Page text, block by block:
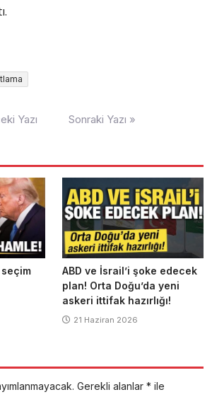
Yazı Sonraki Yazı »
ABD ve İsrail’i şoke edecek
plan! Orta Doğu’da yeni
askeri ittifak hazırlığı!
21 Haziran 2026
Gerekli alanlar * ile